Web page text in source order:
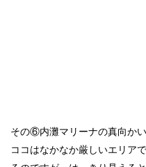
その⑥内灘マリーナの真向かい
ココはなかなか厳しいエリア